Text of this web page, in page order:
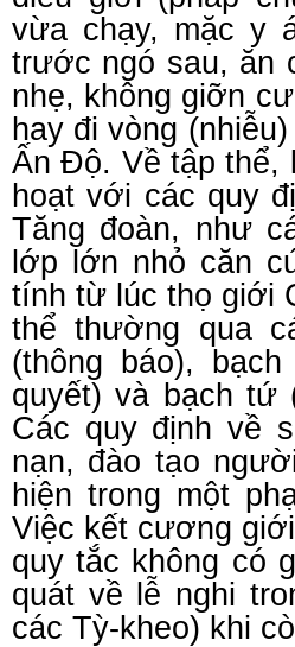
vừa chạy, mặc y
trước ngó sau, ăn
nhẹ, không giỡn
hay đi vòng
Ấn Độ. Về tập thể,
hoạt với các quy
Tăng đoàn, như
lớp lớn nhỏ căn
tính từ lúc thọ giới
thể thường qua
(thông báo),
quyết) và bạch tứ
Các quy định về
nạn, đào tạo
hiện trong một
Việc kết cương
quy tắc không có
quát về lễ nghi
các Tỳ-kheo) khi